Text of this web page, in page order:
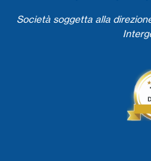
Società soggetta alla